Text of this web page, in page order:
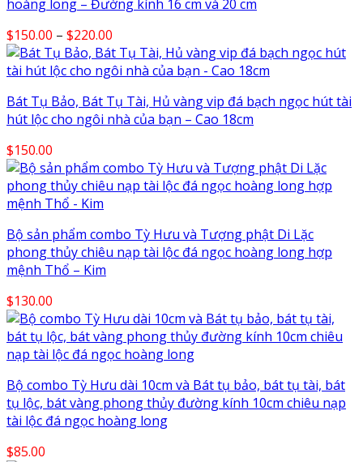
hoàng long – Đường kính 16 cm và 20 cm
$150.00 – $220.00
range:
$150.00
$220.00
Bát Tụ Bảo, Bát Tụ Tài, Hủ vàng vip đá bạch ngọc hút tài
hút lộc cho ngôi nhà của bạn – Cao 18cm
$150.00
Bộ sản phẩm combo Tỳ Hưu và Tượng phật Di Lặc
phong thủy chiêu nạp tài lộc đá ngọc hoàng long hợp
mệnh Thổ – Kim
$130.00
Bộ combo Tỳ Hưu dài 10cm và Bát tụ bảo, bát tụ tài, bát
tụ lộc, bát vàng phong thủy đường kính 10cm chiêu nạp
tài lộc đá ngọc hoàng long
$85.00